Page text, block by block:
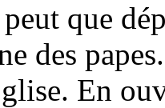
que
des
En